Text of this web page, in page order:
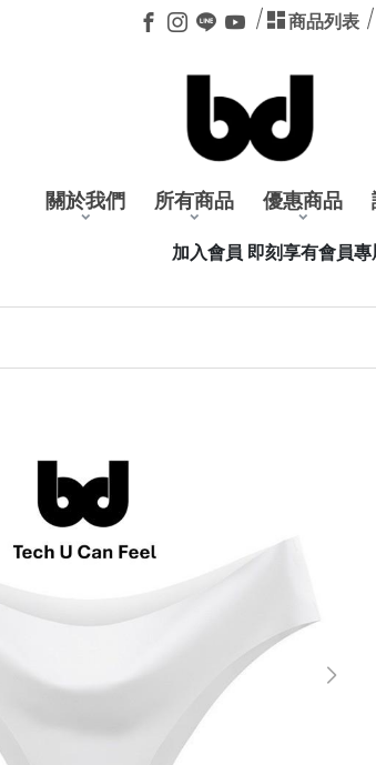
商品列表
關於我們 所有商品 優惠商品
加入會員 即刻享有會員專屬優惠與生日禮卷